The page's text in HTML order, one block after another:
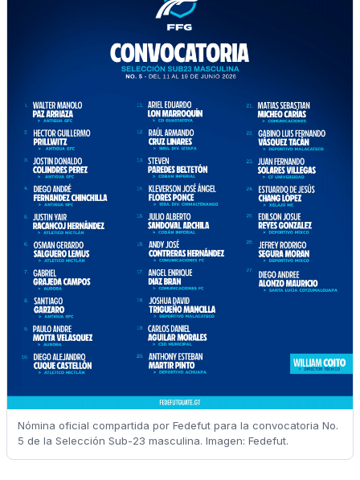
Nómina oficial compartida por Fedefut para la convocatoria No.
5 de la Selección Sub-23 masculina. Imagen: Fedefut.